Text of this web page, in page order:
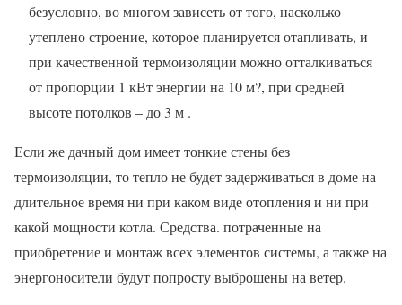
безусловно, во многом зависеть от того, насколько
утеплено строение, которое планируется отапливать, и
при качественной термоизоляции можно отталкиваться
от пропорции 1 кВт энергии на 10 м?, при средней
высоте потолков – до 3 м .
Если же дачный дом имеет тонкие стены без
термоизоляции, то тепло не будет задерживаться в доме на
длительное время ни при каком виде отопления и ни при
какой мощности котла. Средства. потраченные на
приобретение и монтаж всех элементов системы, а также на
энергоносители будут попросту выброшены на ветер.